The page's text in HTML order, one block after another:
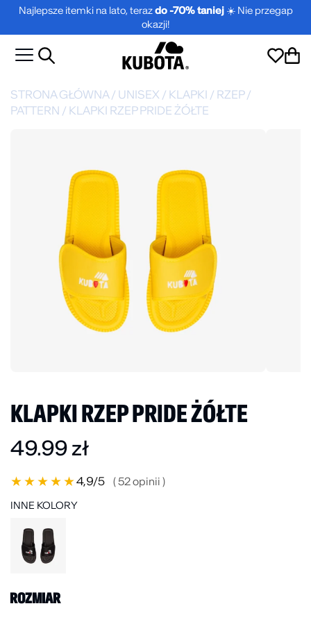
Najlepsze itemki na lato, terazdo -70% taniej☀️ Nie przegap
okazji!
STRONA GŁÓWNA / UNISEX / KLAPKI / RZEP /
PATTERN / KLAPKI RZEP PRIDE ŻÓŁTE
KLAPKI RZEP PRIDE ŻÓŁTE
49.99zł
★★★★★4,9/5 ( 52 opinii )
INNE KOLORY
ROZMIAR